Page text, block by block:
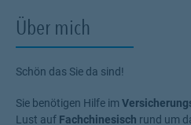
Über mich
Schön das Sie da sind!
Sie benötigen Hilfe im
Lust auf Fachchinesisch rund um